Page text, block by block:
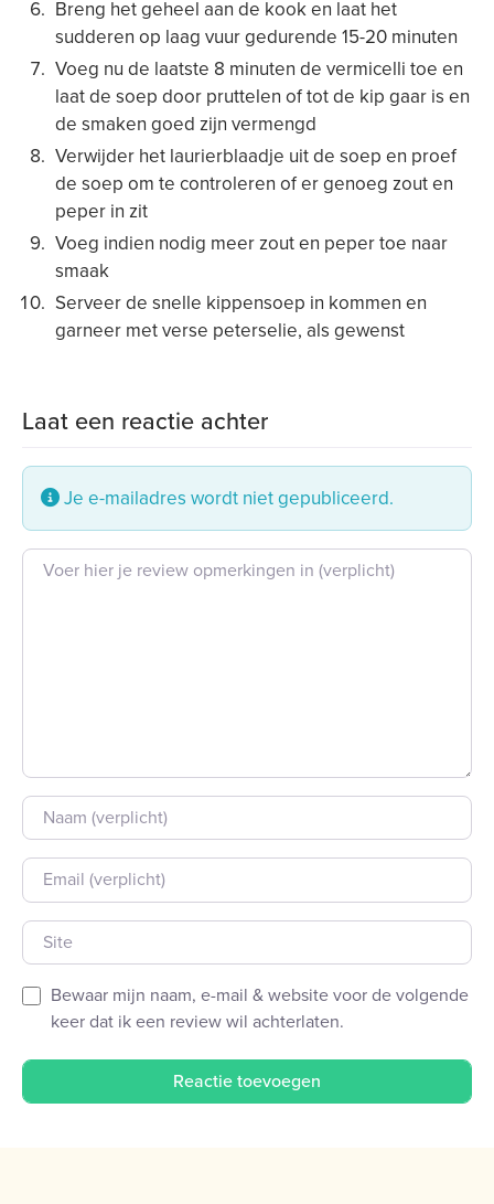
Breng het geheel aan de kook en laat het
sudderen op laag vuur gedurende 15-20 minuten
Voeg nu de laatste 8 minuten de vermicelli toe en
laat de soep door pruttelen of tot de kip gaar is en
de smaken goed zijn vermengd
Verwijder het laurierblaadje uit de soep en proef
de soep om te controleren of er genoeg zout en
peper in zit
Voeg indien nodig meer zout en peper toe naar
smaak
Serveer de snelle kippensoep in kommen en
garneer met verse peterselie, als gewenst
Laat een reactie achter
Je e-mailadres wordt niet gepubliceerd.
Beoordeling tekst
Naam
E-mail
Site
Bewaar mijn naam, e-mail & website voor de volgende
keer dat ik een review wil achterlaten.